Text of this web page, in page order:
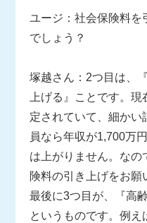
ユージ：社会保険料を
でしょう？
塚越さん：2つ目は、
上げる』ことです。
定されていて、細かい
員なら年収が1,700万
は上がりません。なの
険料の引き上げをお願
最後に3つ目が、『高
というものです。例え